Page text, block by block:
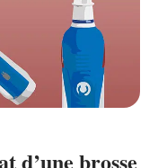
d’une brosse